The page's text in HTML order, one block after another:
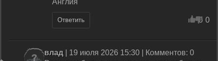
Англия
Ответить 0 0
влад | 19 июля 2026 15:30 | Комментов: 0